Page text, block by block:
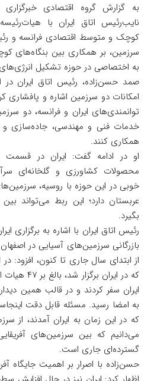
به گزارش گروه اقتصادی
نایب‌رئیس اتاق ایران با
کوچک و متوسط اقتصادی فرانسه و
سرزمین، بر همکاری بین بنگاه‌های
به اختصاصی در حوزه تشکیل
صمد حسن‌زاده، رئیس اتاق ایران در
امکانات دو سرزمین اشاره و
توانمندی‌های ایران و فرانسه، دو
خدمات فنی و مهندسی، جاده‌سازی و
همکاری کنند.
او در ادامه گفت: ایران در قسمت
محصولات کشاورزی و گلخانه‌ای
خوبی در این حوزه با روسیه،
عربستان دارد؛ این ربط می‌تواند
بگیرد.
رئیس اتاق ایران با اشاره به برگزاری
بازرگانی سرزمین‌های آسیایی در
از ابتدای سال جاری تا کنون، افزود: در
که در ایران
به امضا رسید. مسئله قابل دقت
که در این زمان به ایران آمدند، از
می‌دانیم که بین سرزمین‌های
گسترده‌ای جاری است.
حسن‌زاده با اصرار بر اهمیت جایگاه